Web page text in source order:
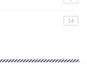
14